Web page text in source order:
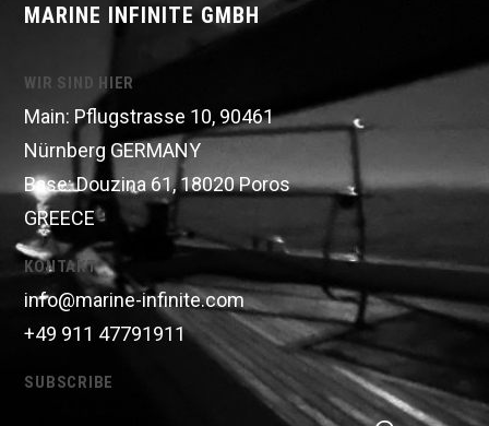
MARINE INFINITE GMBH
WIR SIND HIER
Main: Pflugstrasse 10, 90461
Nürnberg GERMANY
Base: Douzina 61, 18020 Poros
GREECE
KONTAKT
info@marine-infinite.com
+49 911 47791911
SUBSCRIBE